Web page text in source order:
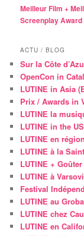
Meilleur Film +
Screenplay Award
ACTU / BLOG
Sur la Côte
OpenCon in
LUTINE in Asia
Prix / Awards in
LUTINE la
LUTINE in the
LUTINE en
LUTINE à la
LUTINE +
LUTINE à
Festival
LUTINE au
LUTINE chez
LUTINE en